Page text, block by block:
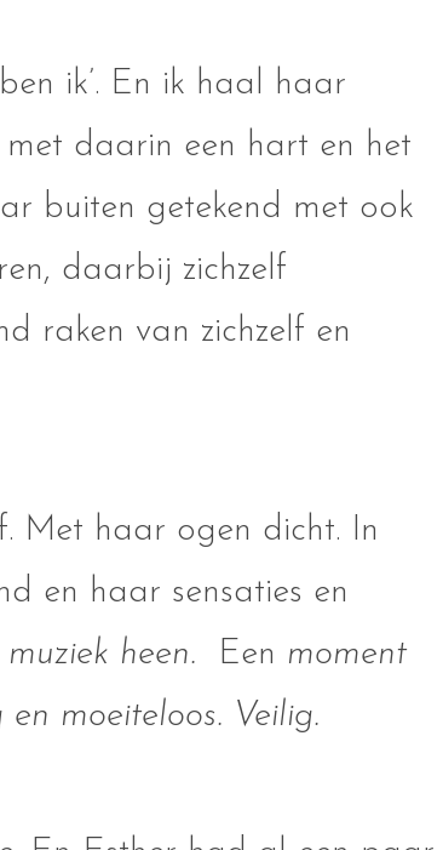
ik’. En ik haal haar
met daarin een hart en het
buiten getekend met ook
daarbij zichzelf
raken van zichzelf en
Met haar ogen dicht. In
en haar sensaties en
heen. Een moment
moeiteloos. Veilig.